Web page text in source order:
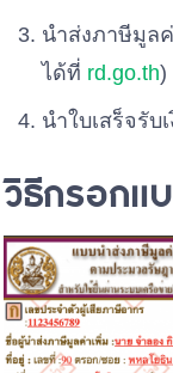
นำส่งภาษีมูล
ได้ที่ rd.go.th)
นำใบเสร็จรั
วิธีกรอกแ